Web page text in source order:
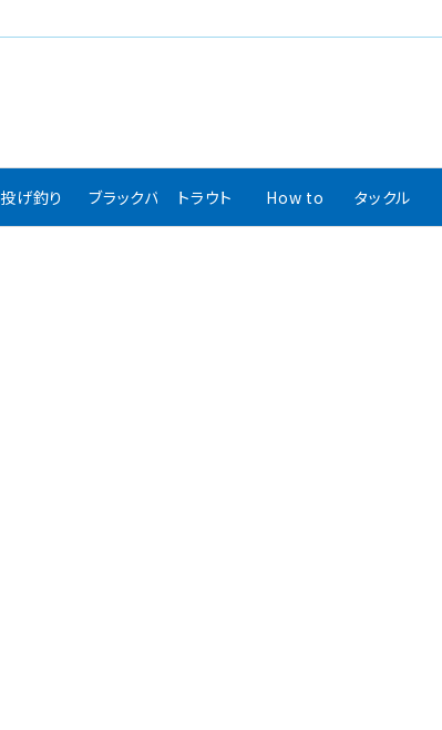
投げ釣り ブラックバス トラウト How to タックル